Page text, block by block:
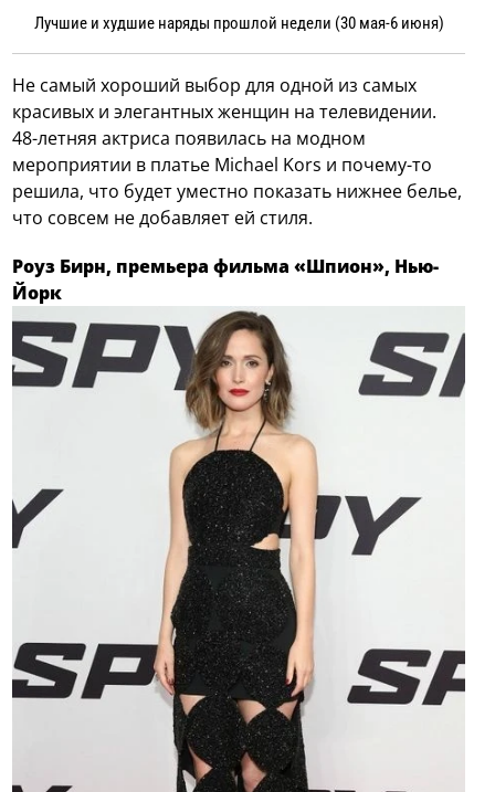
Лучшие и худшие наряды прошлой недели (30 мая-6 июня)
Не самый хороший выбор для одной из самых
красивых и элегантных женщин на телевидении.
48-летняя актриса появилась на модном
мероприятии в платье Michael Kors и почему-то
решила, что будет уместно показать нижнее белье,
что совсем не добавляет ей стиля.
Роуз Бирн, премьера фильма «Шпион», Нью-
Йорк